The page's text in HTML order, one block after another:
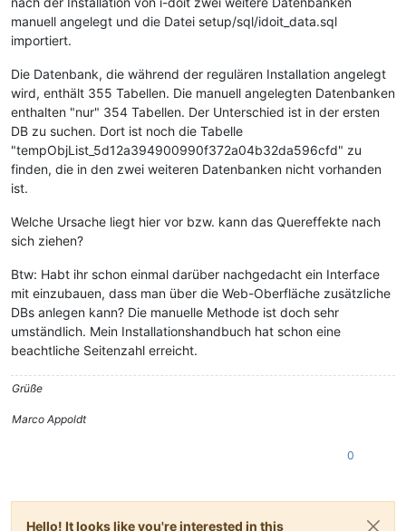
manuell angelegt und die Datei setup/sql/idoit_data.sql
importiert.
Die Datenbank, die während der regulären Installation angelegt
wird, enthält 355 Tabellen. Die manuell angelegten Datenbanken
enthalten "nur" 354 Tabellen. Der Unterschied ist in der ersten
DB zu suchen. Dort ist noch die Tabelle
"tempObjList_5d12a394900990f372a04b32da596cfd" zu
finden, die in den zwei weiteren Datenbanken nicht vorhanden
ist.
Welche Ursache liegt hier vor bzw. kann das Quereffekte nach
sich ziehen?
Btw: Habt ihr schon einmal darüber nachgedacht ein Interface
mit einzubauen, dass man über die Web-Oberfläche zusätzliche
DBs anlegen kann? Die manuelle Methode ist doch sehr
umständlich. Mein Installationshandbuch hat schon eine
beachtliche Seitenzahl erreicht.
Grüße
Marco Appoldt
0
Hello! It looks like you're interested in this